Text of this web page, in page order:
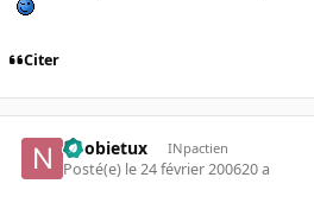
Citer
noobietux INpactien
Posté(e) le 24 février 200620 a